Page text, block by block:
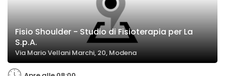
Fisio Shoulder - Studio di Fisioterapia per La
S.p.A.
Via Mario Vellani Marchi, 20, Modena